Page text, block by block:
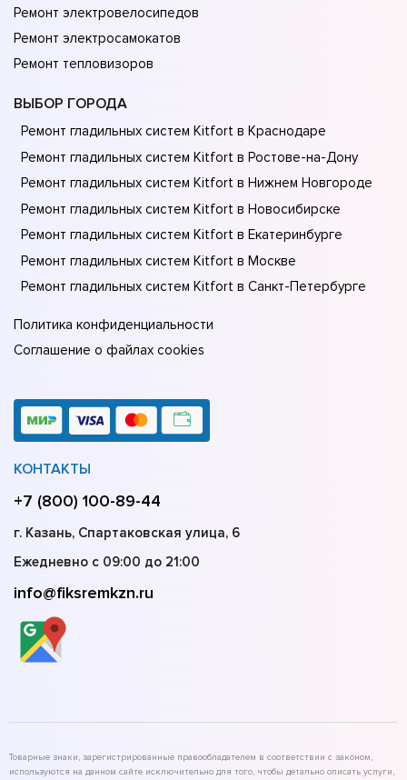
Ремонт электровелосипедов
Ремонт электросамокатов
Ремонт тепловизоров
ВЫБОР ГОРОДА
Ремонт гладильных систем Kitfort в Краснодаре
Ремонт гладильных систем Kitfort в Ростове-на-Донy
Ремонт гладильных систем Kitfort в Нижнем Новгороде
Ремонт гладильных систем Kitfort в Новосибирске
Ремонт гладильных систем Kitfort в Екатеринбурге
Ремонт гладильных систем Kitfort в Москве
Ремонт гладильных систем Kitfort в Санкт-Петербурге
Политика конфиденциальности
Соглашение о файлах cookies
КОНТАКТЫ
+7 (800) 100-89-44
г. Казань, Спартаковская улица, 6
Ежедневно с 09:00 до 21:00
info@fiksremkzn.ru
Товарные знаки, зарегистрированные правообладателем в соответствии с законом,
используются на данном сайте исключительно для того, чтобы детально описать услуги,